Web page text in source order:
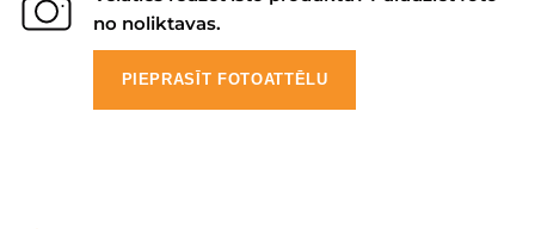
no noliktavas.
PIEPRASĪT FOTOATTĒLU